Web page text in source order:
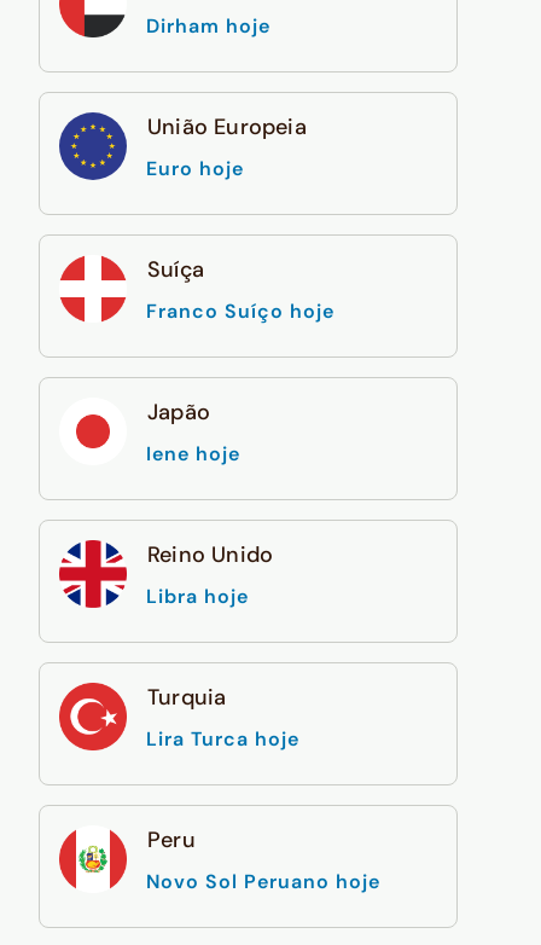
Dirham hoje
União Europeia
Euro hoje
Suíça
Franco Suíço hoje
Japão
Iene hoje
Reino Unido
Libra hoje
Turquia
Lira Turca hoje
Peru
Novo Sol Peruano hoje